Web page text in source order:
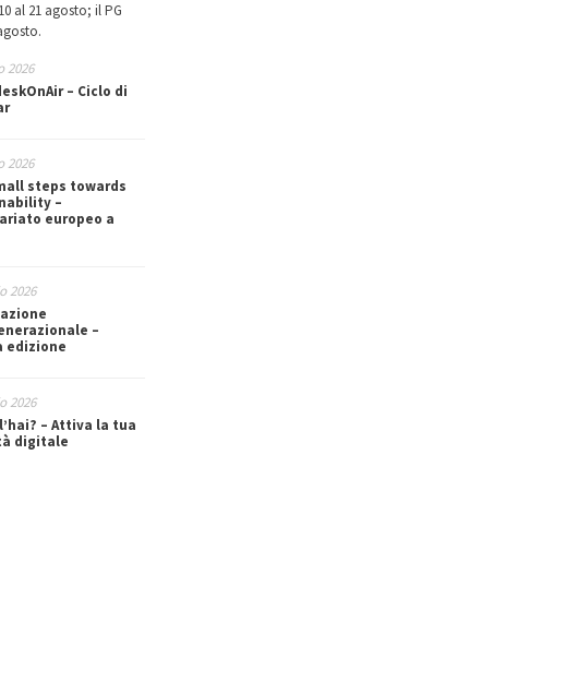
al 21 agosto; il PG
2026
– Ciclo di
2026
steps towards
–
europeo a
2026
–
edizione
2026
l’hai? – Attiva la tua
digitale